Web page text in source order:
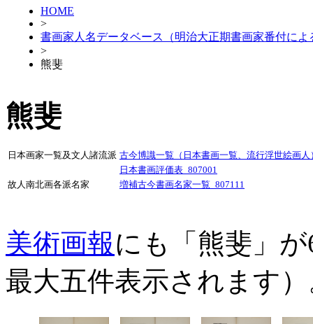
HOME
>
書画家人名データベース（明治大正期書画家番付によ
>
熊斐
熊斐
日本画家一覧及文人諸流派 古今博識一覧（日本書画一覧、流行浮世絵画人
日本書画評価表_807001
故人南北画各派名家
増補古今書画名家一覧_807111
美術画報にも「熊斐」
最大五件表示されます